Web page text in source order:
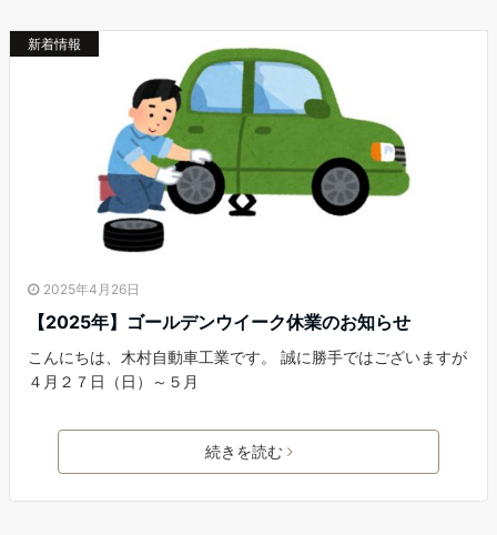
新着情報
2025年4月26日
【2025年】ゴールデンウイーク休業のお知らせ
こんにちは、木村自動車工業です。 誠に勝手ではございますが
４月２７日（日）～５月
続きを読む